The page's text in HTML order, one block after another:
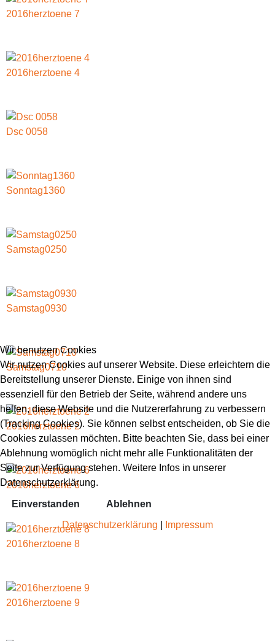
2016herztoene 7
2016herztoene 4
Dsc 0058
Sonntag1360
Samstag0250
Samstag0930
Samstag0710
2016herztoene 2
2016herztoene 6
2016herztoene 8
2016herztoene 9
Wir benutzen Cookies
Wir nutzen Cookies auf unserer Website. Diese erleichtern die
Bereitstellung unserer Dienste. Einige von ihnen sind
essenziell für den Betrieb der Seite, während andere uns
helfen, diese Website und die Nutzererfahrung zu verbessern
(Tracking Cookies). Sie können selbst entscheiden, ob Sie die
Cookies zulassen möchten. Bitte beachten Sie, dass bei einer
Ablehnung womöglich nicht mehr alle Funktionalitäten der
Seite zur Verfügung stehen. Weitere Infos in unserer
Datenschutzerklärung.
Einverstanden
Ablehnen
Datenschutzerklärung
Impressum